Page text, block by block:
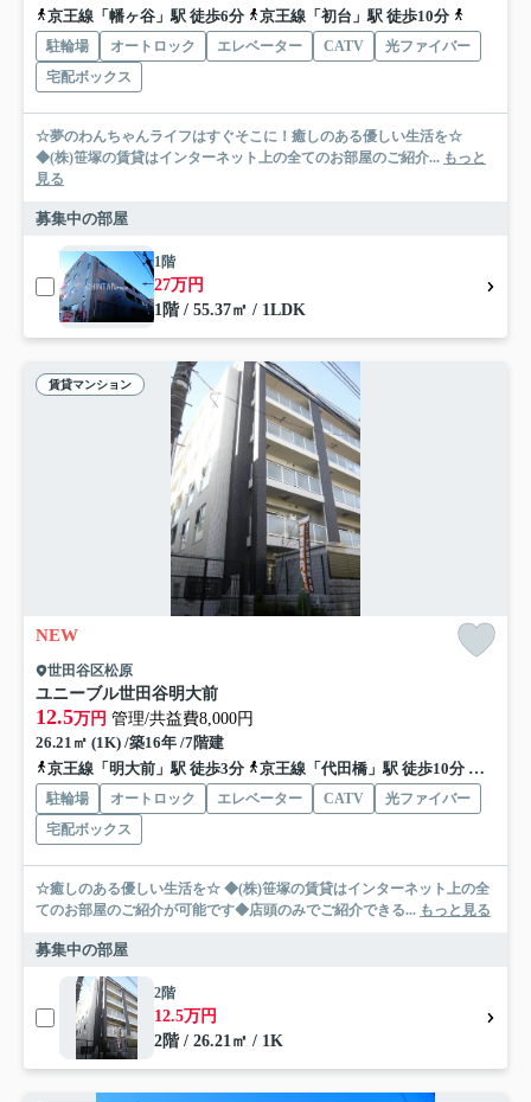
京王線「幡ヶ谷」駅 徒歩6分
京王線「初台」駅 徒歩10分
駐輪場 オートロック エレベーター CATV
光ファイバー
宅配ボックス
☆夢のわんちゃんライフはすぐそこに！癒しのある優しい生活を☆
◆(株)笹塚の賃貸はインターネット上の全てのお部屋のご紹介... もっと
見る
募集中の部屋
1階
27万円
1階 / 55.37㎡ / 1LDK
賃貸マンション
NEW
世田谷区松原
ユニーブル世田谷明大前
12.5万円 管理/共益費8,000円
26.21㎡ (1K) /築16年 /7階建
京王線「明大前」駅 徒歩3分
京王線「代田橋」駅 徒歩10分 京王井
駐輪場 オートロック エレベーター CATV
光ファイバー
宅配ボックス
☆癒しのある優しい生活を☆ ◆(株)笹塚の賃貸はインターネット上の全
てのお部屋のご紹介が可能です◆店頭のみでご紹介できる... もっと見る
募集中の部屋
2階
12.5万円
2階 / 26.21㎡ / 1K